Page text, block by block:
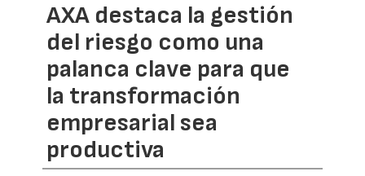
AXA destaca la gestión
del riesgo como una
palanca clave para que
la transformación
empresarial sea
productiva